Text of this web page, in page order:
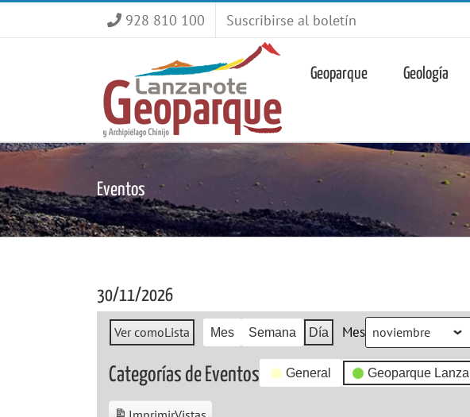
928 810 100 Suscribirse al boletín
Geoparque Geología
Eventos
30/11/2026
Ver comoLista Mes Semana Día Mes
Categorías de Eventos General Geoparque